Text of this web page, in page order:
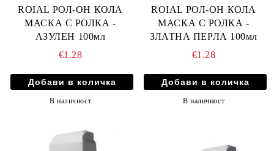
ROIAL РОЛ-ОН КОЛА
МАСКА С РОЛКА -
АЗУЛЕН 100мл
€1.28
В наличност
ROIAL РОЛ-ОН КОЛА
МАСКА С РОЛКА -
ЗЛАТНА ПЕРЛА 100мл
€1.28
В наличност